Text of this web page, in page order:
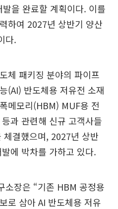
을 완료할 계획이다. 이를
하여 2027년 상반기 양산
다.
체 패키징 분야의 파이프
(AI) 반도체용 저유전 소재
메모리(HBM) MUF용 전
과 관련해 신규 고객사들
결했으며, 2027년 상반
에 박차를 가하고 있다.
소장은 “기존 HBM 공정용
로 삼아 AI 반도체용 저유